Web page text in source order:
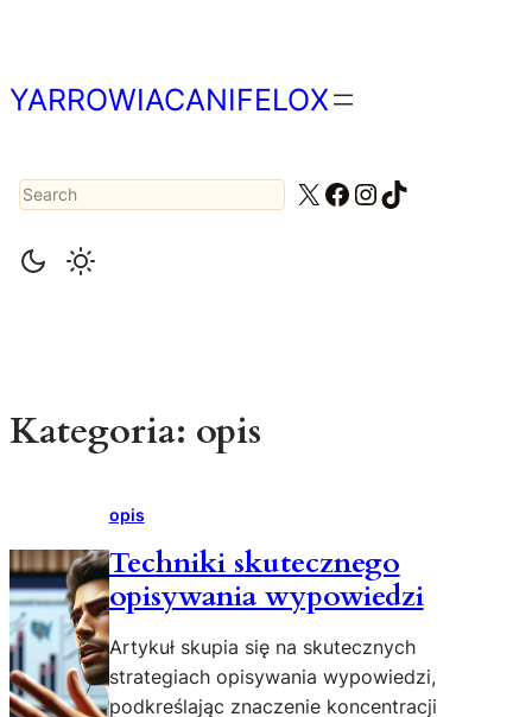
treści
YARROWIACANIFELOX
Search X Facebook
Instagram
TikTok
Kategoria: opis
opis
Techniki skutecznego
opisywania wypowiedzi
Artykuł skupia się na skutecznych
strategiach opisywania wypowiedzi,
podkreślając znaczenie koncentracji